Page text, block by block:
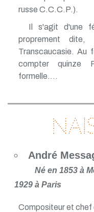
russe C.C.C.P.).
Il s'agit d'une
proprement
Transcaucasie. Au
compter quinze
formelle....
André
Né en 1853 à
1929 à Paris
Compositeur et